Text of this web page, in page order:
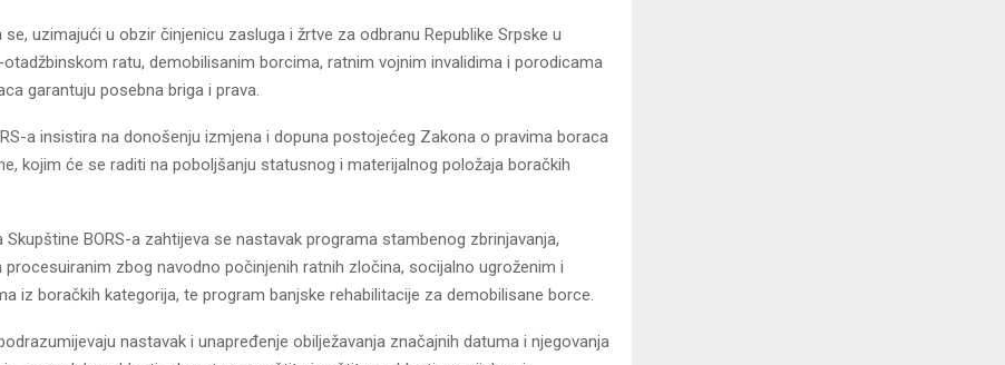
se, uzimajući u obzir činjenicu zasluga i žrtve za odbranu Republike Srpske u
ratu, demobilisanim borcima, ratnim vojnim invalidima i porodicama
garantuju posebna briga i prava.
a insistira na donošenju izmjena i dopuna postojećeg Zakona o pravima boraca
kojim će se raditi na poboljšanju statusnog i materijalnog položaja boračkih
Skupštine BORS-a zahtijeva se nastavak programa stambenog zbrinjavanja,
zbog navodno počinjenih ratnih zločina, socijalno ugroženim i
iz boračkih kategorija, te program banjske rehabilitacije za demobilisane borce.
nastavak i unapređenje obilježavanja značajnih datuma i njegovanja